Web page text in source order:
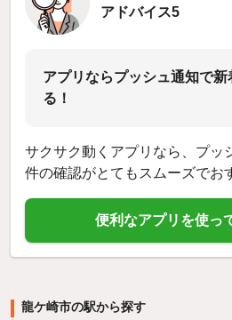
アドバイス5
アプリならプッシュ通知で
る！
サクサク動くアプリなら、プッ
件の確認がとてもスムーズでお
便利なアプリを使っ
龍ケ崎市の駅から探す